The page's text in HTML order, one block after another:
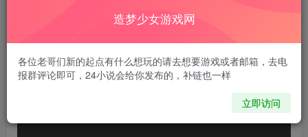
造梦少女游戏网
各位老哥们新的起点有什么想玩的请去想要游戏或者邮箱，去电
报群评论即可，24小说会给你发布的，补链也一样
立即访问